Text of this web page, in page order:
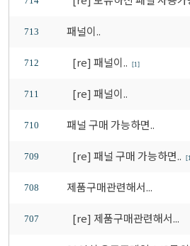
713 패널이..
712 [re] 패널이.. [1]
711 [re] 패널이..
710 패널 구매 가능하면..
709 [re] 패널 구매 가능하면..
708 제품구매관련해서...
707 [re] 제품구매관련해서...